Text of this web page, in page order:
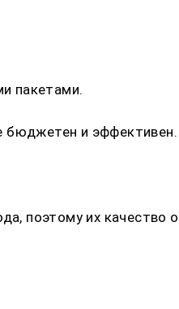
пакетами.
бюджетен и эффективен.
поэтому их качество